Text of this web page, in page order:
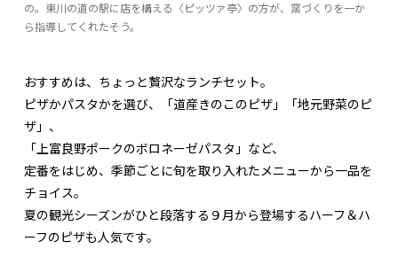
の。東川の道の駅に店を構える〈ピッツァ亭〉の方が、窯づくりを一か
ら指導してくれたそう。
おすすめは、ちょっと贅沢なランチセット。
ピザかパスタかを選び、「道産きのこのピザ」「地元野菜のピ
ザ」、
「上富良野ポークのボロネーゼパスタ」など、
定番をはじめ、季節ごとに旬を取り入れたメニューから一品を
チョイス。
夏の観光シーズンがひと段落する９月から登場するハーフ＆ハ
ーフのピザも人気です。